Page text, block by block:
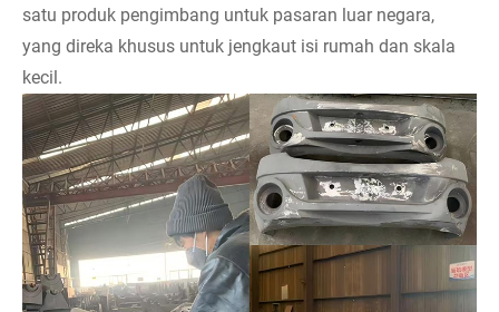
satu produk pengimbang untuk pasaran luar negara,
yang direka khusus untuk jengkaut isi rumah dan skala
kecil.